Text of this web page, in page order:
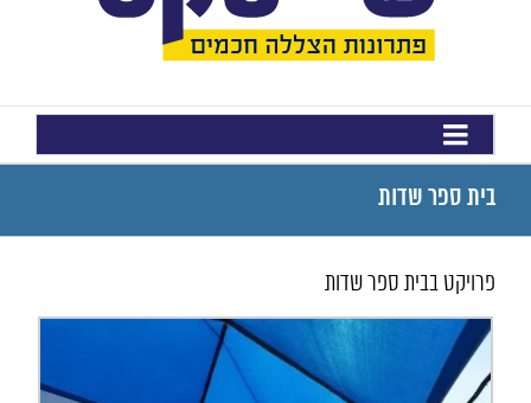
בית ספר שדות
פרויקט בבית ספר שדות